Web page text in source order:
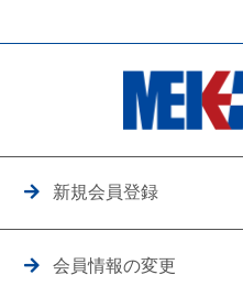
新規会員登録
会員情報の変更